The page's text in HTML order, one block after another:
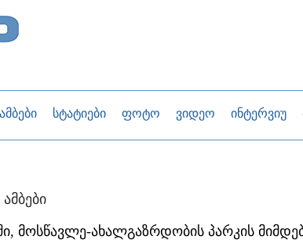
სტატიები ფოტო ვიდეო ინტერვიუ
მოსწავლე-ახალგაზრდობის პარკის